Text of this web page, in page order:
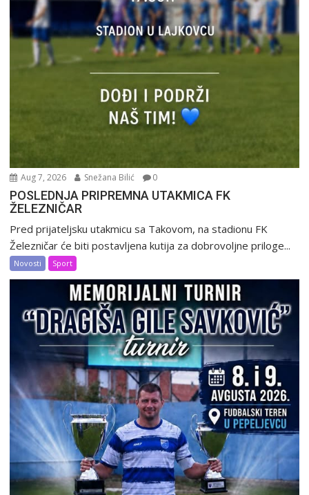
Aug 7, 2026 Snežana Bilić 0
POSLEDNJA PRIPREMNA UTAKMICA FK
ŽELEZNIČAR
Pred prijateljsku utakmicu sa Takovom, na stadionu FK
Železničar će biti postavljena kutija za dobrovoljne priloge...
Novosti Sport